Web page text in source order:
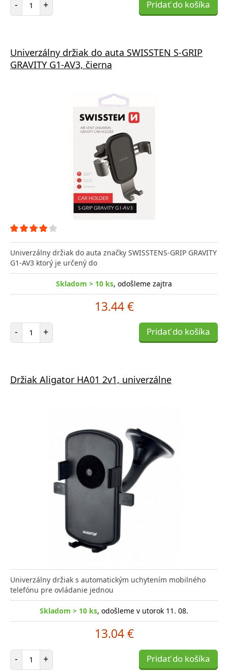
- + Pridať do košíka
Univerzálny držiak do auta SWISSTEN S-GRIP
GRAVITY G1-AV3, čierna
Univerzálny držiak do auta značky SWISSTENS-GRIP GRAVITY
G1-AV3 ktorý je určený do
Skladom > 10 ks, odošleme zajtra
13.44 €
- Počet položiek
+ Pridať do košíka
Držiak Aligator HA01 2v1, univerzálne
Univerzálny držiak s automatickým uchytením mobilného
telefónu pre ovládanie jednou
Skladom > 10 ks, odošleme v utorok 11. 08.
13.04 €
- Počet položiek
+ Pridať do košíka